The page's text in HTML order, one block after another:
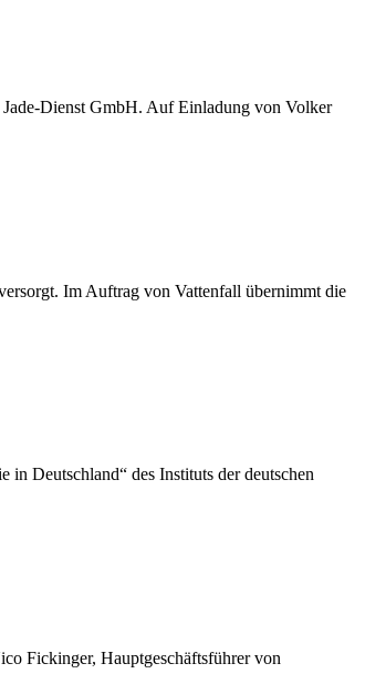
Dienst GmbH. Auf Einladung von Volker
Im Auftrag von Vattenfall übernimmt die
Deutschland“ des Instituts der deutschen
Fickinger, Hauptgeschäftsführer von